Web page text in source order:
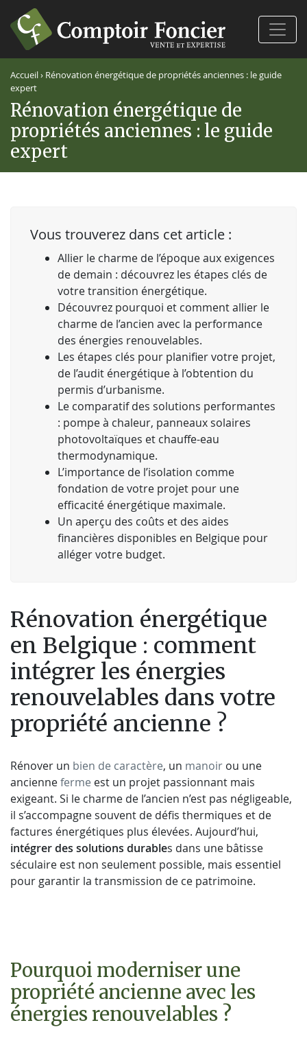
Accueil› Rénovation énergétique de propriétés anciennes : le guide
expert
Rénovation énergétique de
propriétés anciennes : le guide
expert
Vous trouverez dans cet article :
Allier le charme de l’époque aux exigences
de demain : découvrez les étapes clés de
votre transition énergétique.
Découvrez pourquoi et comment allier le
charme de l’ancien avec la performance
des énergies renouvelables.
Les étapes clés pour planifier votre projet,
de l’audit énergétique à l’obtention du
permis d’urbanisme.
Le comparatif des solutions performantes
: pompe à chaleur, panneaux solaires
photovoltaïques et chauffe-eau
thermodynamique.
L’importance de l’isolation comme
fondation de votre projet pour une
efficacité énergétique maximale.
Un aperçu des coûts et des aides
financières disponibles en Belgique pour
alléger votre budget.
Rénovation énergétique
en Belgique : comment
intégrer les énergies
renouvelables dans votre
propriété ancienne ?
Rénover un bien de caractère, un manoir ou une
ancienneferme est un projet passionnant mais
exigeant. Si le charme de l’ancien n’est pas négligeable,
il s’accompagne souvent de défis thermiques et de
factures énergétiques plus élevées. Aujourd’hui,
intégrer des solutions durables dans une bâtisse
séculaire est non seulement possible, mais essentiel
pour garantir la transmission de ce patrimoine.
Pourquoi moderniser une
propriété ancienne avec les
énergies renouvelables ?